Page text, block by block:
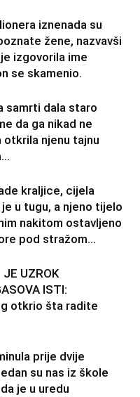
iznenada su
žene, nazvavši
izgovorila ime
se skamenio.
samrti dala staro
da ga nikad ne
otkrila njenu tajnu
kraljice, cijela
u tugu, a njeno tijelo
nakitom ostavljeno
pod stražom...
JE UZROK
ISTI:
otkrio šta radite
prije dvije
su nas iz škole
je u uredu